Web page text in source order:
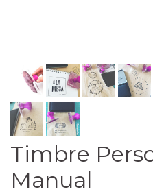
Timbre
Manual